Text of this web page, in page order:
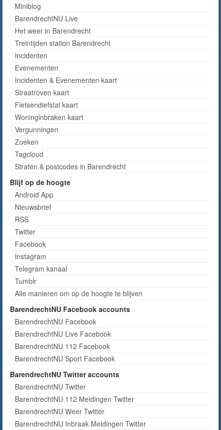
Miniblog
BarendrechtNU Live
Het weer in Barendrecht
Treintijden station Barendrecht
Incidenten
Evenementen
Incidenten & Evenementen kaart
Straatroven kaart
Fietsendiefstal kaart
Woninginbraken kaart
Vergunningen
Zoeken
Tagcloud
Straten & postcodes in Barendrecht
Blijf op de hoogte
Android App
Nieuwsbrief
RSS
Twitter
Facebook
Instagram
Telegram kanaal
Tumblr
Alle manieren om op de hoogte te blijven
BarendrechtNU Facebook accounts
BarendrechtNU Facebook
BarendrechtNU Live Facebook
BarendrechtNU 112 Facebook
BarendrechtNU Sport Facebook
BarendrechtNU Twitter accounts
BarendrechtNU Twitter
BarendrechtNU 112 Meldingen Twitter
BarendrechtNU Weer Twitter
BarendrechtNU Inbraak Meldingen Twitter